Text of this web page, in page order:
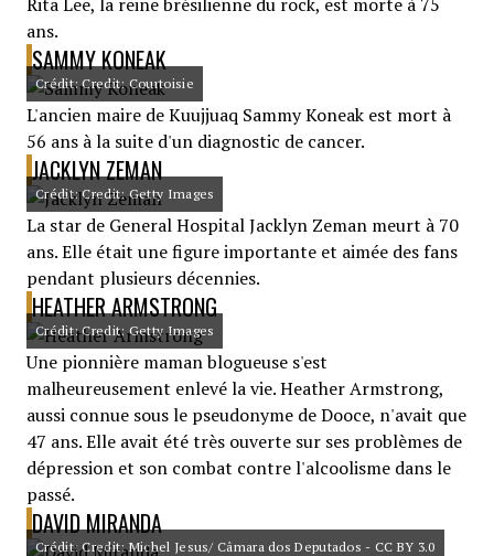
ans.
SAMMY KONEAK
Crédit: Credit: Courtoisie
L'ancien maire de Kuujjuaq Sammy Koneak est mort à
56 ans à la suite d'un diagnostic de cancer.
JACKLYN ZEMAN
Crédit: Credit: Getty Images
La star de General Hospital Jacklyn Zeman meurt à 70
ans. Elle était une figure importante et aimée des fans
pendant plusieurs décennies.
HEATHER ARMSTRONG
Crédit: Credit: Getty Images
Une pionnière maman blogueuse s'est
malheureusement enlevé la vie. Heather Armstrong,
aussi connue sous le pseudonyme de Dooce, n'avait que
47 ans. Elle avait été très ouverte sur ses problèmes de
dépression et son combat contre l'alcoolisme dans le
passé.
DAVID MIRANDA
Crédit: Credit: Michel Jesus/ Câmara dos Deputados - CC BY 3.0